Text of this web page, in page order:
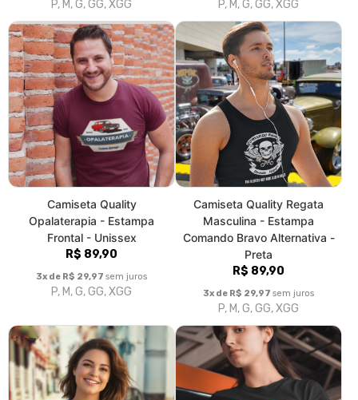
Camiseta Quality
Opalaterapia - Estampa
Frontal - Unissex
R$ 89,90
3x de R$ 29,97sem juros
P, M, G, GG, XGG
Camiseta Quality Regata
Masculina - Estampa
Comando Bravo Alternativa -
Preta
R$ 89,90
3x de R$ 29,97sem juros
P, M, G, GG, XGG
Camiseta Quality Feminina -
Tributo ao Clube Comando
Bravo
R$ 89,90
Camiseta Quality Feminina
Pinup Life
R$ 89,90
3x de R$ 29,97 sem juros